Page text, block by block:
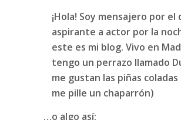
¡Hola! Soy mensajero por el
aspirante a actor por la
este es mi blog. Vivo en
tengo un perrazo llamado
me gustan las piñas coladas
me pille un chaparrón)
…o algo así: